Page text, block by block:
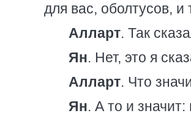
для вас, оболтусов, и
Алларт. Так
Ян. Нет, это я
Алларт. Что
Ян. А то и